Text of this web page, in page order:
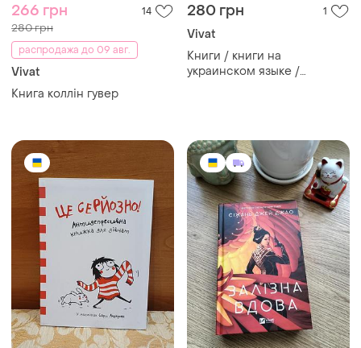
266 грн 14
280 грн
распродажа до 09 авг.
Vivat
Книга коллін гувер
280 грн 1
Vivat
Книги / книги на
украинском языке /